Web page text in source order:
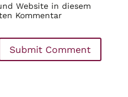
Website in diesem
Kommentar